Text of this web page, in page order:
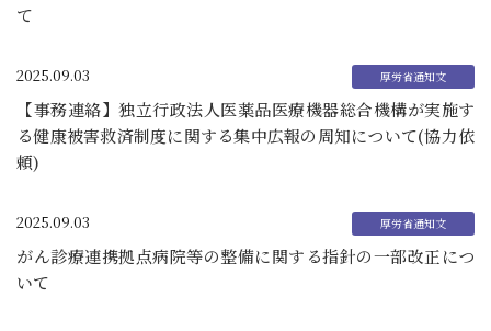
て
2025.09.03
【事務連絡】独立行政法人医薬品医療機器総合機構が実施す
る健康被害救済制度に関する集中広報の周知について(協力依
頼)
2025.09.03
がん診療連携拠点病院等の整備に関する指針の一部改正につ
いて